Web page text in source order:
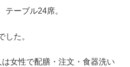
テーブル24席。
した。
女性で配膳・注文・食器洗い